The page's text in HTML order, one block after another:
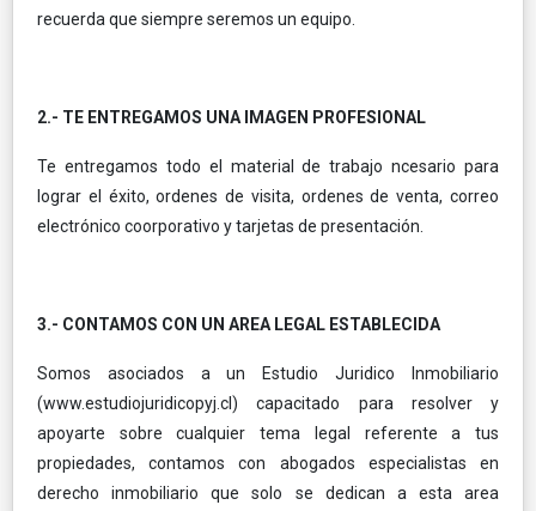
recuerda que siempre seremos un equipo.
2.- TE ENTREGAMOS UNA IMAGEN PROFESIONAL
Te entregamos todo el material de trabajo ncesario para
lograr el éxito, ordenes de visita, ordenes de venta, correo
electrónico coorporativo y tarjetas de presentación.
3.- CONTAMOS CON UN AREA LEGAL ESTABLECIDA
Somos asociados a un Estudio Juridico Inmobiliario
(www.estudiojuridicopyj.cl) capacitado para resolver y
apoyarte sobre cualquier tema legal referente a tus
propiedades, contamos con abogados especialistas en
derecho inmobiliario que solo se dedican a esta area